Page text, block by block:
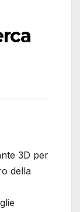
3D per
della